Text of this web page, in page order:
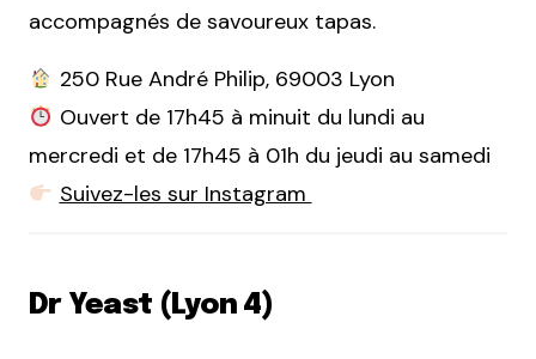
accompagnés de savoureux tapas.
250 Rue André Philip, 69003 Lyon
Ouvert de 17h45 à minuit du lundi au
mercredi et de 17h45 à 01h du jeudi au samedi
Suivez-les sur Instagram
Dr Yeast (Lyon 4)